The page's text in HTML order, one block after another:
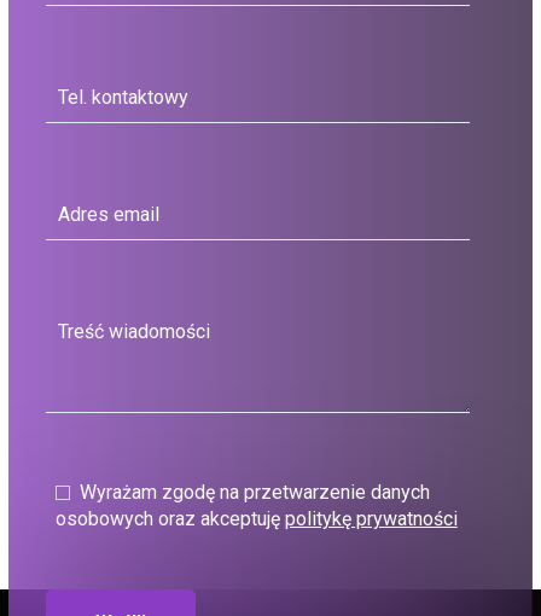
Wyrażam zgodę na przetwarzenie danych
osobowych oraz akceptuję politykę prywatności